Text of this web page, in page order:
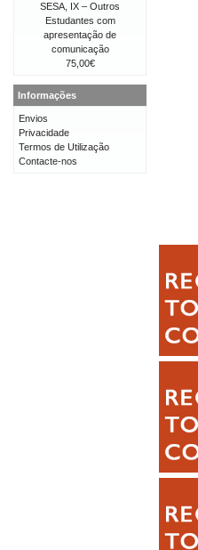
SESA, IX – Outros
Estudantes com
apresentação de
comunicação
75,00€
Informações
Envios
Privacidade
Termos de Utilização
Contacte-nos